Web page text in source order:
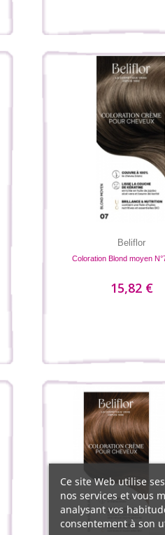
Beliflor
Coloration Blond moyen
15,82 €
Ce site Web utilise
nos services et vous
analysant vos
consentement à son